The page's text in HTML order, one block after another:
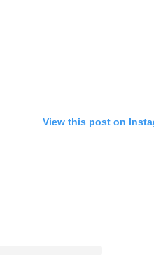
View this post on